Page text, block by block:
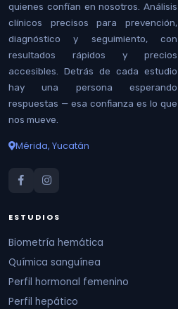
quienes confían en nosotros. Análisis
clínicos precisos para prevención,
diagnóstico y seguimiento, con
resultados rápidos y precios
accesibles. Detrás de cada estudio
hay una persona esperando
respuestas — esa confianza es lo que
nos mueve.
Mérida, Yucatán
ESTUDIOS
Biometría hemática
Química sanguínea
Perfil hormonal femenino
Perfil hepático